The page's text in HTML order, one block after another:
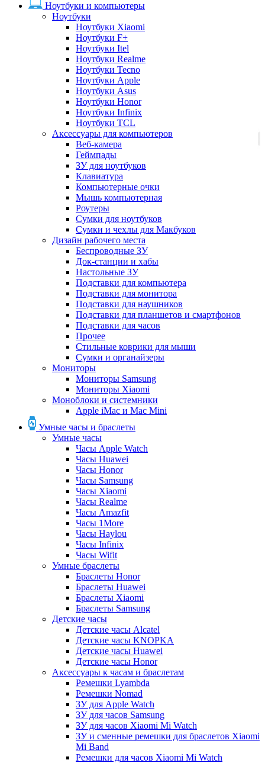
Ноутбуки и компьютеры
Ноутбуки
Ноутбуки Xiaomi
Ноутбуки F+
Ноутбуки Itel
Ноутбуки Realme
Ноутбуки Tecno
Ноутбуки Apple
Ноутбуки Asus
Ноутбуки Honor
Ноутбуки Infinix
Ноутбуки TCL
Аксессуары для компьютеров
Веб-камера
Геймпады
ЗУ для ноутбуков
Клавиатура
Компьютерные очки
Мышь компьютерная
Роутеры
Сумки для ноутбуков
Сумки и чехлы для Макбуков
Дизайн рабочего места
Беспроводные ЗУ
Док-станции и хабы
Настольные ЗУ
Подставки для компьютера
Подставки для монитора
Подставки для наушников
Подставки для планшетов и смартфонов
Подставки для часов
Прочее
Стильные коврики для мыши
Сумки и органайзеры
Мониторы
Мониторы Samsung
Мониторы Xiaomi
Моноблоки и системники
Apple iMac и Mac Mini
Умные часы и браслеты
Умные часы
Часы Apple Watch
Часы Huawei
Часы Honor
Часы Samsung
Часы Xiaomi
Часы Realme
Часы Amazfit
Часы 1More
Часы Haylou
Часы Infinix
Часы Wifit
Умные браслеты
Браслеты Honor
Браслеты Huawei
Браслеты Xiaomi
Браслеты Samsung
Детские часы
Детские часы Alcatel
Детские часы KNOPKA
Детские часы Huawei
Детские часы Honor
Аксессуары к часам и браслетам
Ремешки Lyambda
Ремешки Nomad
ЗУ для Apple Watch
ЗУ для часов Samsung
ЗУ для часов Xiaomi Mi Watch
ЗУ и сменные ремешки для браслетов Xiaomi
Mi Band
Ремешки для часов Xiaomi Mi Watch